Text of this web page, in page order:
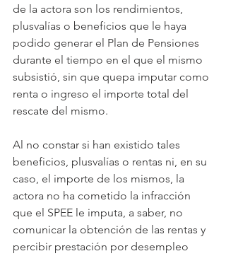
de la actora son los rendimientos,
plusvalías o beneficios que le haya
podido generar el Plan de Pensiones
durante el tiempo en el que el mismo
subsistió, sin que quepa imputar como
renta o ingreso el importe total del
rescate del mismo.
Al no constar si han existido tales
beneficios, plusvalías o rentas ni, en su
caso, el importe de los mismos, la
actora no ha cometido la infracción
que el SPEE le imputa, a saber, no
comunicar la obtención de las rentas y
percibir prestación por desempleo